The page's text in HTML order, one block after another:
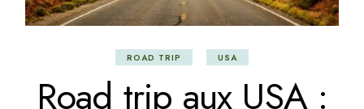
ROAD TRIP USA
Road trip aux USA :